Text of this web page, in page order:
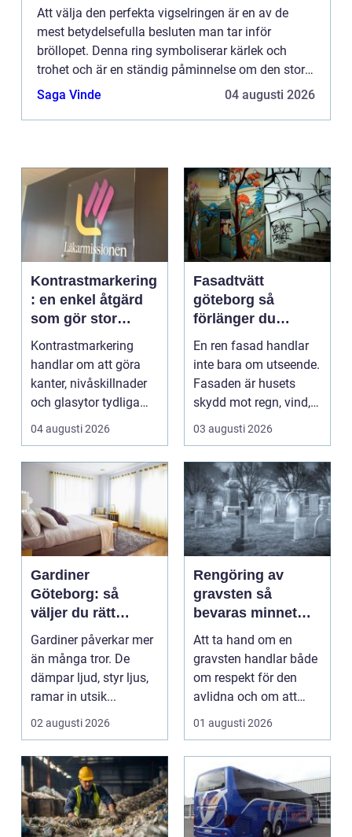
Att välja den perfekta vigselringen är en av de
mest betydelsefulla besluten man tar inför
bröllopet. Denna ring symboliserar kärlek och
trohet och är en ständig påminnelse om den stora
dagen. I Göteborg,...
Saga Vinde 04 augusti 2026
Kontrastmarkering
: en enkel åtgärd
som gör stor
skillnad
Kontrastmarkering
handlar om att göra
kanter, nivåskillnader
och glasytor tydliga
med hj&...
04 augusti 2026
Fasadtvätt
göteborg så
förlänger du
fasadens livslängd
En ren fasad handlar
inte bara om utseende.
Fasaden är husets
skydd mot regn, vind,
avgaser och påvä...
03 augusti 2026
Gardiner
Göteborg: så
väljer du rätt
gardiner för hem
och offentlig miljö
Gardiner påverkar mer
än många tror. De
dämpar ljud, styr ljus,
ramar in utsik...
02 augusti 2026
Rengöring av
gravsten så
bevaras minnet
och stenen håller
längre
Att ta hand om en
gravsten handlar både
om respekt för den
avlidna och om att
bevara en viktig plats...
01 augusti 2026